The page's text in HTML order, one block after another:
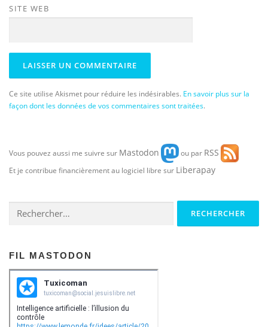
SITE WEB
Ce site utilise Akismet pour réduire les indésirables. En savoir plus sur la
façon dont les données de vos commentaires sont traitées.
Vous pouvez aussi me suivre sur Mastodon ou par RSS
Et je contribue financièrement au logiciel libre sur Liberapay
FIL MASTODON